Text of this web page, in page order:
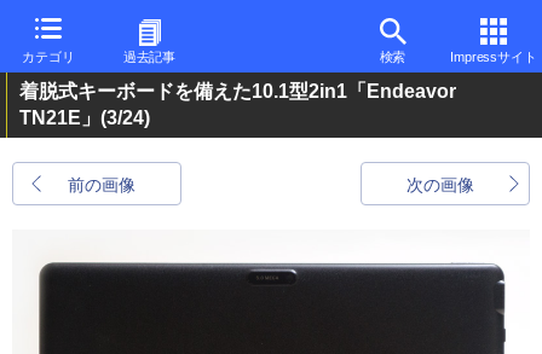
カテゴリ 過去記事 検索 Impressサイト
着脱式キーボードを備えた10.1型2in1「Endeavor
TN21E」 (3/24)
前の画像 次の画像